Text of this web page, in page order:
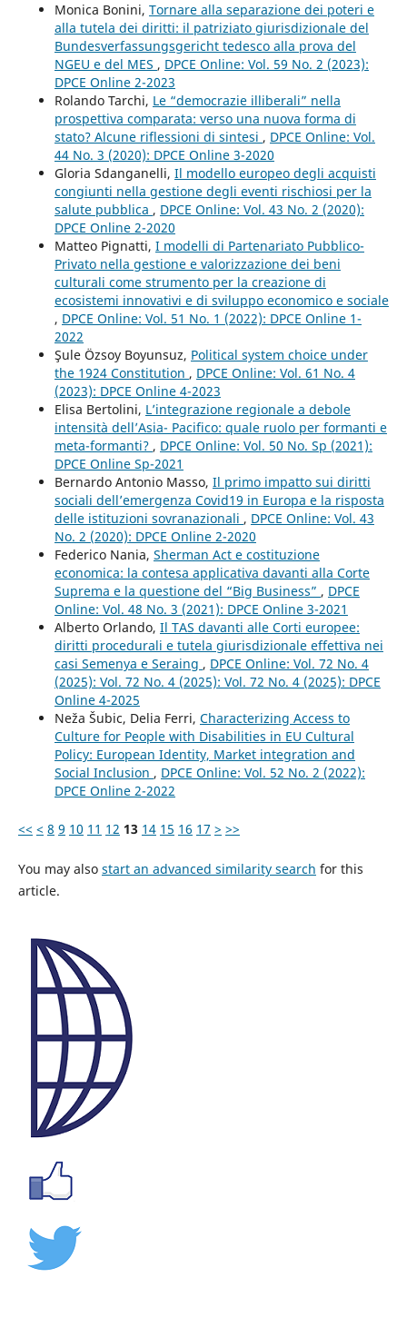
Monica Bonini, Tornare alla separazione dei poteri e
alla tutela dei diritti: il patriziato giurisdizionale del
Bundesverfassungsgericht tedesco alla prova del
NGEU e del MES , DPCE Online: Vol. 59 No. 2 (2023):
DPCE Online 2-2023
Rolando Tarchi, Le “democrazie illiberali” nella
prospettiva comparata: verso una nuova forma di
stato? Alcune riflessioni di sintesi , DPCE Online: Vol.
44 No. 3 (2020): DPCE Online 3-2020
Gloria Sdanganelli, Il modello europeo degli acquisti
congiunti nella gestione degli eventi rischiosi per la
salute pubblica , DPCE Online: Vol. 43 No. 2 (2020):
DPCE Online 2-2020
Matteo Pignatti, I modelli di Partenariato Pubblico-
Privato nella gestione e valorizzazione dei beni
culturali come strumento per la creazione di
ecosistemi innovativi e di sviluppo economico e sociale
, DPCE Online: Vol. 51 No. 1 (2022): DPCE Online 1-
2022
Şule Özsoy Boyunsuz, Political system choice under
the 1924 Constitution , DPCE Online: Vol. 61 No. 4
(2023): DPCE Online 4-2023
Elisa Bertolini, L’integrazione regionale a debole
intensità dell’Asia- Pacifico: quale ruolo per formanti e
meta-formanti? , DPCE Online: Vol. 50 No. Sp (2021):
DPCE Online Sp-2021
Bernardo Antonio Masso, Il primo impatto sui diritti
sociali dell’emergenza Covid19 in Europa e la risposta
delle istituzioni sovranazionali , DPCE Online: Vol. 43
No. 2 (2020): DPCE Online 2-2020
Federico Nania, Sherman Act e costituzione
economica: la contesa applicativa davanti alla Corte
Suprema e la questione del “Big Business” , DPCE
Online: Vol. 48 No. 3 (2021): DPCE Online 3-2021
Alberto Orlando, Il TAS davanti alle Corti europee:
diritti procedurali e tutela giurisdizionale effettiva nei
casi Semenya e Seraing , DPCE Online: Vol. 72 No. 4
(2025): Vol. 72 No. 4 (2025): Vol. 72 No. 4 (2025): DPCE
Online 4-2025
Neža Šubic, Delia Ferri, Characterizing Access to
Culture for People with Disabilities in EU Cultural
Policy: European Identity, Market integration and
Social Inclusion , DPCE Online: Vol. 52 No. 2 (2022):
DPCE Online 2-2022
<< < 8 9 10 11 12 13 14 15 16 17 > >>
You may also start an advanced similarity search for this
article.